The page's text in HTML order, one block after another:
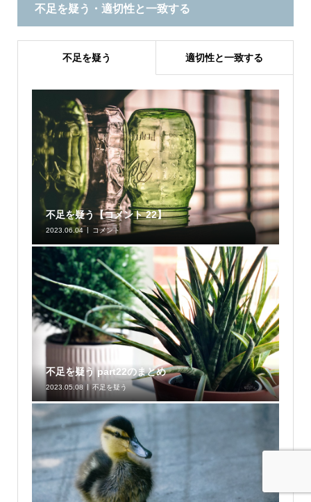
不足を疑う・適切性と一致する
不足を疑う 適切性と一致する
不足を疑う【コメント 22】
2023.06.04 コメント
不足を疑う part22のまとめ
2023.05.08 不足を疑う